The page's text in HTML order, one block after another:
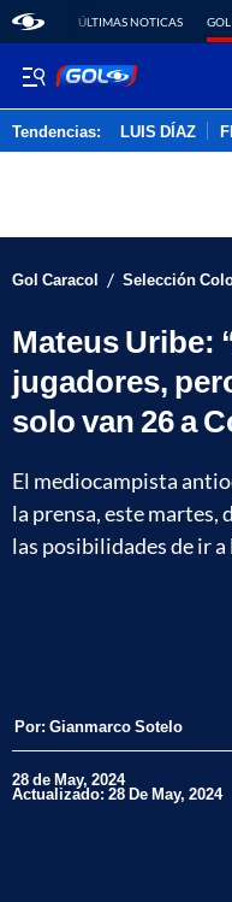
ÚLTIMAS NOTICAS
Tendencias: LUIS DÍAZ
Gol Caracol / Selección
Mateus Uribe:
jugadores,
solo van 26 a
El mediocampista
la prensa, este martes,
las posibilidades de ir a
Por: Gianmarco Sotelo
28 de May, 2024
Actualizado: 28 De May, 2024